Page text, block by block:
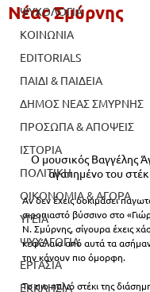
ΨΥΧΟΛΟΓΙΑ
ΚΟΙΝΩΝΙΑ
EDITORIALS
ΠΑΙΔΙ & ΠΑΙΔΕΙΑ
ΔΗΜΟΣ ΝΕΑΣ ΣΜΥΡΝΗΣ
ΠΡΟΣΩΠΑ & ΑΠΟΨΕΙΣ
ΙΣΤΟΡΙΑ
ΠΟΛΙΤΙΚΗ
ΟΙΚΟΝΟΜΙΑ & ΑΓΟΡΑ
ΥΓΕΙΑ
ΨΥΧΑΓΩΓΙΑ
ΕΡΓΑΣΙΑ
ΕΚΚΛΗΣΙΑ
Νέας Σμύρνης
O μουσικός Βαγγέλης
αγαπημένο του
Αν δεν έχεις δοκιμάσει
σιροπιαστό βύσσινο στο
Ν. Σμύρνης, σίγουρα έχεις
κεφάλαιο από αυτά τα
την κάνουν πιο όμορφη.
Το πιο παλιό στέκι της